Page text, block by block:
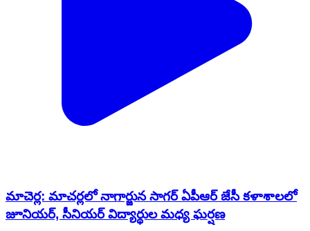
మాచెర్ల: మాచర్లలో నాగార్జున సాగర్ ఏపీఆర్ జేసీ కళాశాలలో
జూనియర్, సీనియర్ విద్యార్థుల మధ్య ఘర్షణ